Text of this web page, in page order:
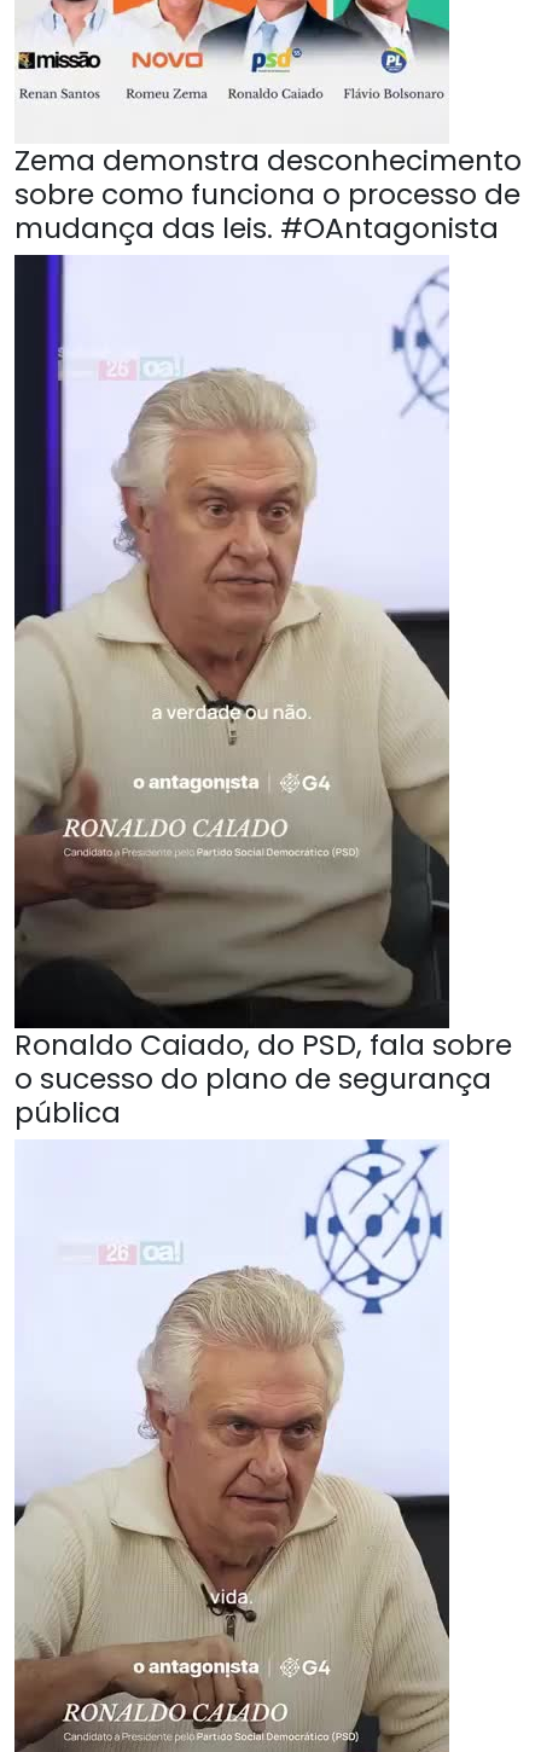
Zema demonstra desconhecimento
sobre como funciona o processo de
mudança das leis. #OAntagonista
Ronaldo Caiado, do PSD, fala sobre
o sucesso do plano de segurança
pública